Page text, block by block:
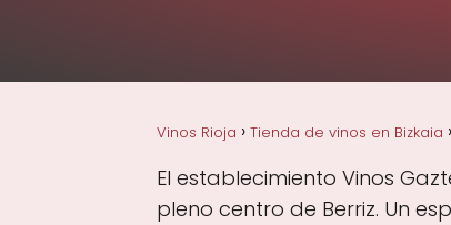
Vinos Rioja Tienda de vinos en Bizkaia
El establecimiento Vinos
pleno centro de Berriz. Un